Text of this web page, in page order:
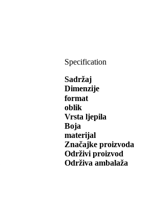
Specification
Sadržaj
Dimenzije
format
oblik
Vrsta ljepila
Boja
materijal
Značajke proizvoda
Održivi proizvod
Održiva ambalaža